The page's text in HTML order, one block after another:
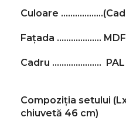
Culoare ………………
Fațada ……………….
Cadru
Compoziția setului
chiuvetă 46 cm)